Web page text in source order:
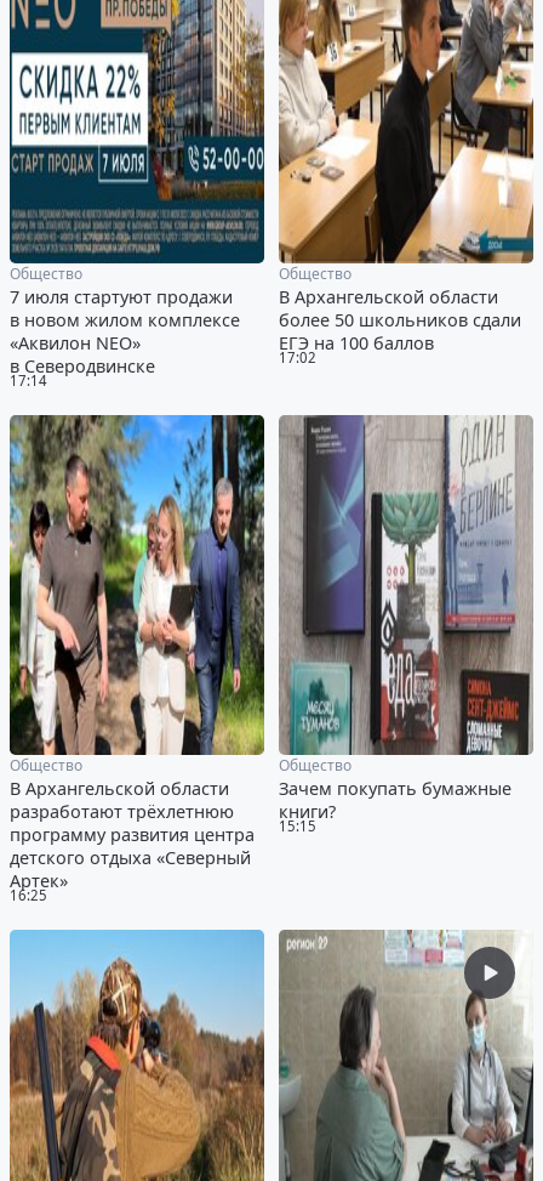
17:14
Общество
7 июля стартуют продажи
в новом жилом комплексе
«Аквилон NEO»
в Северодвинске
17:02
Общество
В Архангельской области
более 50 школьников сдали
ЕГЭ на 100 баллов
16:25
Общество
В Архангельской области
разработают трёхлетнюю
программу развития центра
детского отдыха «Северный
Артек»
15:15
Общество
Зачем покупать бумажные
книги?